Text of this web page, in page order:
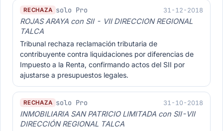
RECHAZA solo Pro 31-12-2018
ROJAS ARAYA con SII - VII DIRECCION REGIONAL
TALCA
Tribunal rechaza reclamación tributaria de
contribuyente contra liquidaciones por diferencias de
Impuesto a la Renta, confirmando actos del SII por
ajustarse a presupuestos legales.
RECHAZA solo Pro 31-10-2018
INMOBILIARIA SAN PATRICIO LIMITADA con SII-VII
DIRECCIÓN REGIONAL TALCA